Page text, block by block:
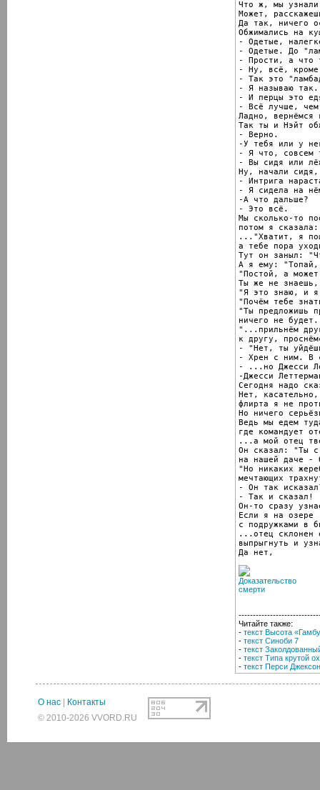
Что ж, мы
Может,
Да так, ничего
Обжимались на
- Одетые,
- Одетые. До
- Прости, а что
- Ну, всё, кроме
- Так это
- Я называю так.
- И перцы это
- Всё лучше,
Ладно, вернёмся
Так ты и Нэйт
- Верно.
-У тебя или у
- Я что, совсем
- Вы сидя или
Ну, начали
- Интрига
- Я сидела на
-А что дальше?
- Это всё.
Мы сколько-то
потом я
..."Хватит, я
а тебе пора
Тут он заныл:
А я ему:
"Постой, а
Ты же не
"Я это знаю, и
"Почём тебе
"Ты предложишь
ничего не
"...прильнём
к другу,
- "Нет, ты
- Хрен с ним. В
- ...но Джесси
-Джесси
Сегодня надо
Нет,
флирта я не
Но ничего
Ведь мы едем
где командует
...а мой отец
Он сказал: "Ты с
на нашей даче -
"Но никаких
мечтающих
- Он так
- Так и сказал!
Он-то сразу
Если я на озере
с подружками в
...отец склонен
выпрыгнуть и
Да нет,
Читайте также:
- текст Высота
- текст Синоби 7
- текст
- текст Типа крутой
- текст Перси
О нас
Контакты
© 2010-2026 VVORD.RU